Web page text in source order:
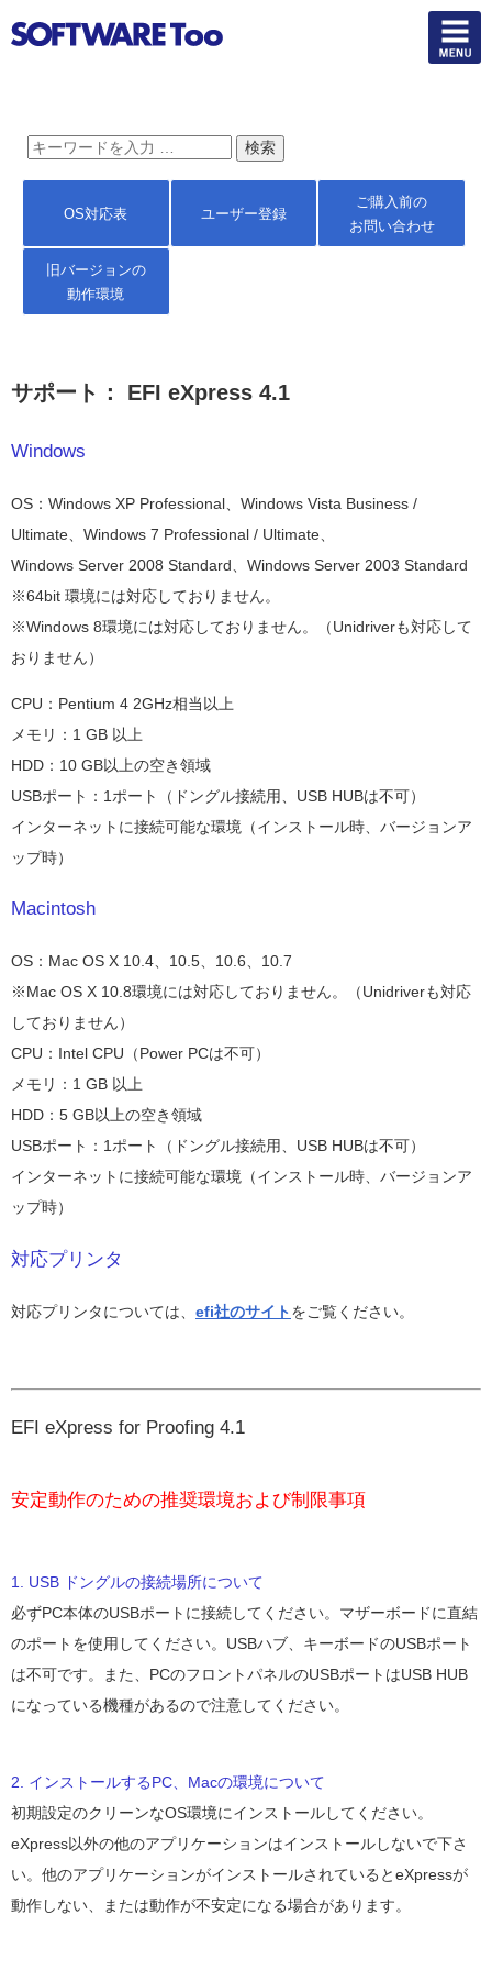
OS対応表 ユーザー登録
ご購入前の
お問い合わせ
旧バージョンの
動作環境
サポート： EFI eXpress 4.1
Windows
OS：Windows XP Professional、Windows Vista Business /
Ultimate、Windows 7 Professional / Ultimate、
Windows Server 2008 Standard、Windows Server 2003 Standard
※64bit 環境には対応しておりません。
※Windows 8環境には対応しておりません。（Unidriverも対応して
おりません）
CPU：Pentium 4 2GHz相当以上
メモリ：1 GB 以上
HDD：10 GB以上の空き領域
USBポート：1ポート（ドングル接続用、USB HUBは不可）
インターネットに接続可能な環境（インストール時、バージョンア
ップ時）
Macintosh
OS：Mac OS X 10.4、10.5、10.6、10.7
※Mac OS X 10.8環境には対応しておりません。（Unidriverも対応
しておりません）
CPU：Intel CPU（Power PCは不可）
メモリ：1 GB 以上
HDD：5 GB以上の空き領域
USBポート：1ポート（ドングル接続用、USB HUBは不可）
インターネットに接続可能な環境（インストール時、バージョンア
ップ時）
対応プリンタ
対応プリンタについては、 efi社のサイトをご覧ください。
EFI eXpress for Proofing 4.1
安定動作のための推奨環境および制限事項
1. USB ドングルの接続場所について
必ずPC本体のUSBポートに接続してください。マザーボードに直結
のポートを使用してください。USBハブ、キーボードのUSBポート
は不可です。また、PCのフロントパネルのUSBポートはUSB HUB
になっている機種があるので注意してください。
2. インストールするPC、Macの環境について
初期設定のクリーンなOS環境にインストールしてください。
eXpress以外の他のアプリケーションはインストールしないで下さ
い。他のアプリケーションがインストールされているとeXpressが
動作しない、または動作が不安定になる場合があります。